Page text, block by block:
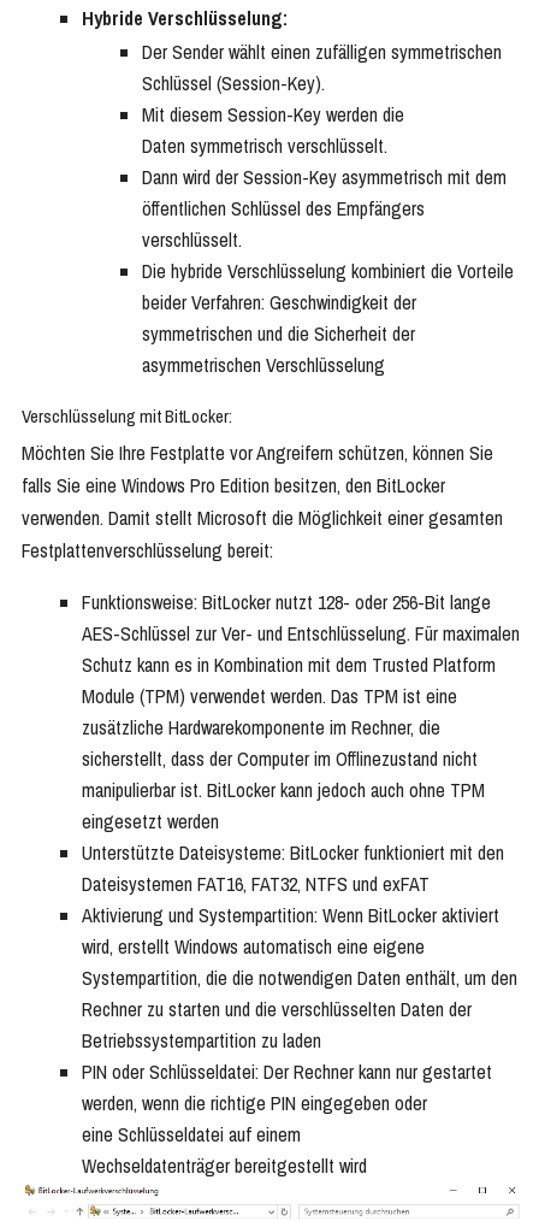
Hybride Verschlüsselung:
Der Sender wählt einen zufälligen symmetrischen
Schlüssel (Session-Key).
Mit diesem Session-Key werden die
Daten symmetrisch verschlüsselt.
Dann wird der Session-Key asymmetrisch mit dem
öffentlichen Schlüssel des Empfängers
verschlüsselt.
Die hybride Verschlüsselung kombiniert die Vorteile
beider Verfahren: Geschwindigkeit der
symmetrischen und die Sicherheit der
asymmetrischen Verschlüsselung
Verschlüsselung mit BitLocker:
Möchten Sie Ihre Festplatte vor Angreifern schützen, können Sie
falls Sie eine Windows Pro Edition besitzen, den BitLocker
verwenden. Damit stellt Microsoft die Möglichkeit einer gesamten
Festplattenverschlüsselung bereit:
Funktionsweise: BitLocker nutzt 128- oder 256-Bit lange
AES-Schlüssel zur Ver- und Entschlüsselung. Für maximalen
Schutz kann es in Kombination mit dem Trusted Platform
Module (TPM) verwendet werden. Das TPM ist eine
zusätzliche Hardwarekomponente im Rechner, die
sicherstellt, dass der Computer im Offlinezustand nicht
manipulierbar ist. BitLocker kann jedoch auch ohne TPM
eingesetzt werden
Unterstützte Dateisysteme: BitLocker funktioniert mit den
Dateisystemen FAT16, FAT32, NTFS und exFAT
Aktivierung und Systempartition: Wenn BitLocker aktiviert
wird, erstellt Windows automatisch eine eigene
Systempartition, die die notwendigen Daten enthält, um den
Rechner zu starten und die verschlüsselten Daten der
Betriebssystempartition zu laden
PIN oder Schlüsseldatei: Der Rechner kann nur gestartet
werden, wenn die richtige PIN eingegeben oder
eine Schlüsseldatei auf einem
Wechseldatenträger bereitgestellt wird